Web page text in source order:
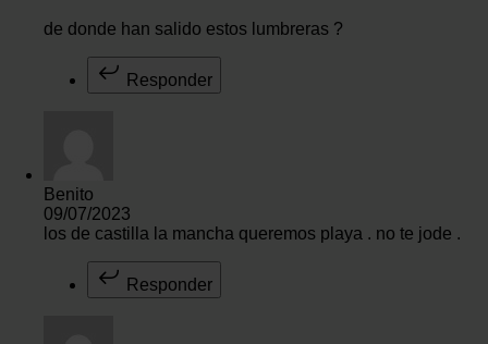
de donde han salido estos lumbreras ?
Responder
Benito
09/07/2023
los de castilla la mancha queremos playa . no te jode .
Responder